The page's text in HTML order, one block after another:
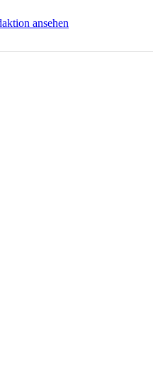
ansehen